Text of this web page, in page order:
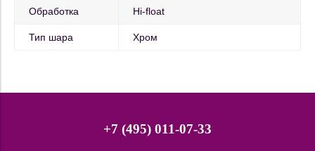
Обработка Hi-float
Тип шара Хром
+7 (495) 011-07-33